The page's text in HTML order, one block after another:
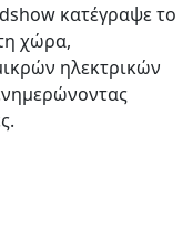
κατέγραψε το
χώρα,
ηλεκτρικών